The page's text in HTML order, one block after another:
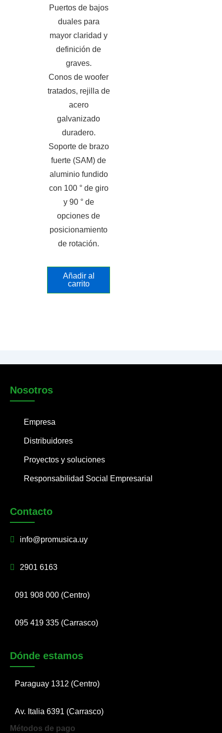
Puertos de bajos
duales para
mayor claridad y
definición de
graves.
Conos de woofer
tratados, rejilla de
acero
galvanizado
duradero.
Soporte de brazo
fuerte (SAM) de
aluminio fundido
con 100 ° de giro
y 90 ° de
opciones de
posicionamiento
de rotación.
Añadir al
carrito
Nosotros
Empresa
Distribuidores
Proyectos y soluciones
Responsabilidad Social Empresarial
Contacto
info@promusica.uy
2901 6163
091 908 000 (Centro)
095 419 335 (Carrasco)
Dónde estamos
Paraguay 1312 (Centro)
Av. Italia 6391 (Carrasco)
Métodos de pago